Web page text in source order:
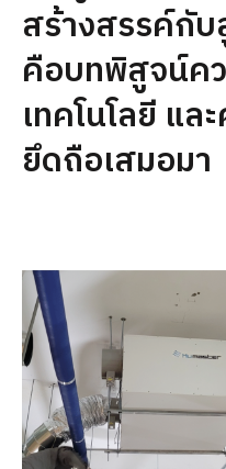
สร้างสรรค์กับ
คือบทพิสูจน์ค
เทคโนโลยี แล
ยึดถือเสมอมา